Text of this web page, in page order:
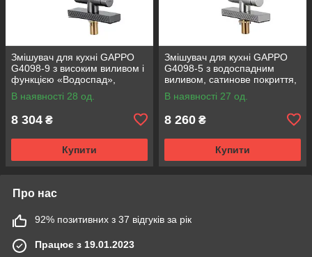
Змішувач для кухні GAPPO
G4098-9 з високим виливом і
функцією «Водоспад»,
GunGrey
В наявності 28 од.
8 304 ₴
Купити
Змішувач для кухні GAPPO
G4098-5 з водоспадним
виливом, сатинове покриття,
латунний корпус
В наявності 27 од.
8 260 ₴
Купити
Про нас
92% позитивних з 37 відгуків за рік
Працює з 19.01.2023